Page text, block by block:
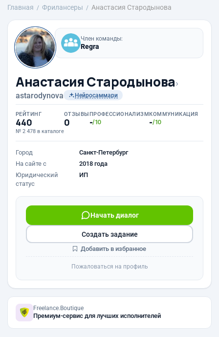
Главная Фрилансеры Анастасия Стародынова
Член команды:
Regra
Анастасия Стародынова›
astarodynova Нейросаммари
РЕЙТИНГ
440
№ 2 478 в каталоге
ОТЗЫВЫ
0
ПРОФЕССИОНАЛИЗМ
-/10
КОММУНИКАЦИЯ
-/10
Город
Санкт-Петербург
На сайте с
2018 года
Юридический
статус
ИП
Начать диалог
Создать задание
Добавить в избранное
Пожаловаться на профиль
Freelance.Boutique
Премиум-сервис для лучших исполнителей